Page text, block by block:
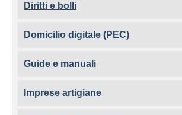
Diritti e bolli
Domicilio digitale (PEC)
Guide e manuali
Imprese artigiane